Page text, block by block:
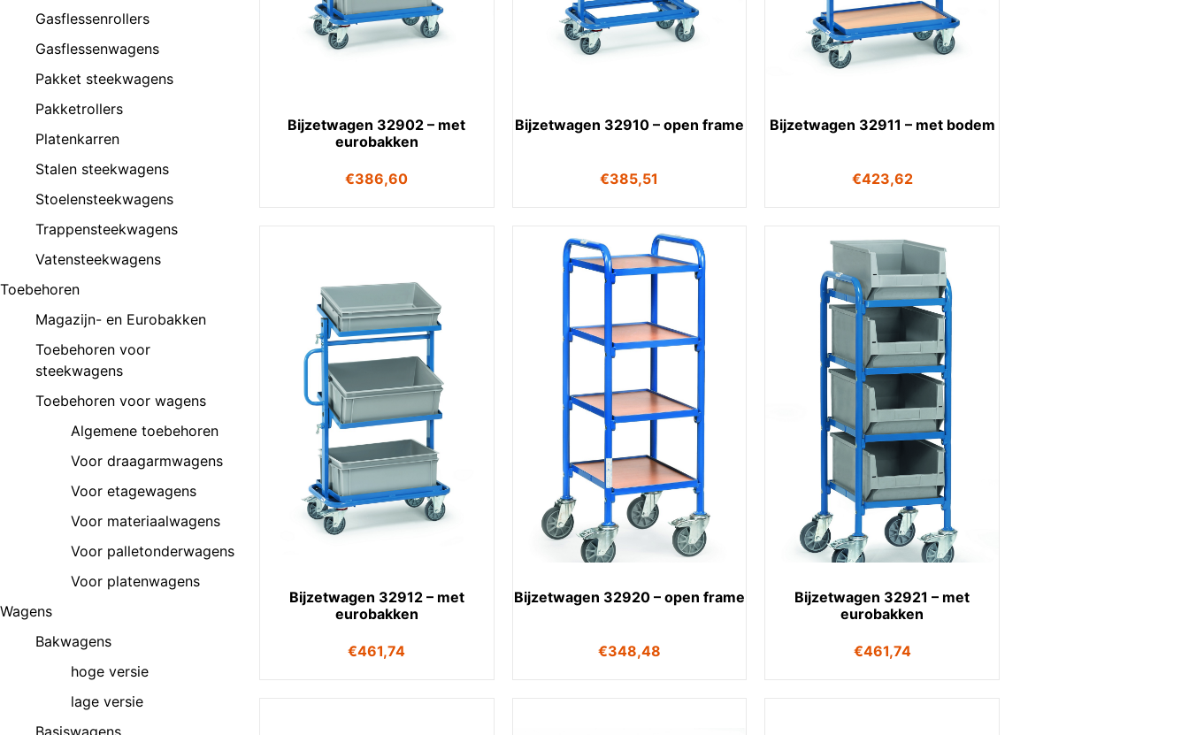
Gasflessenrollers
Gasflessenwagens
Pakket steekwagens
Pakketrollers
Platenkarren
Stalen steekwagens
Stoelensteekwagens
Trappensteekwagens
Vatensteekwagens
Toebehoren
Magazijn- en Eurobakken
Toebehoren voor
steekwagens
Toebehoren voor wagens
Algemene toebehoren
Voor draagarmwagens
Voor etagewagens
Voor materiaalwagens
Voor palletonderwagens
Voor platenwagens
Wagens
Bakwagens
hoge versie
lage versie
Basiswagens
Bijzetwagen 32902 – met
eurobakken
€386,60
Bijzetwagen 32910 – open frame
€385,51
Bijzetwagen 32911 – met bodem
€423,62
Bijzetwagen 32912 – met
eurobakken
€461,74
Bijzetwagen 32920 – open frame
€348,48
Bijzetwagen 32921 – met
eurobakken
€461,74